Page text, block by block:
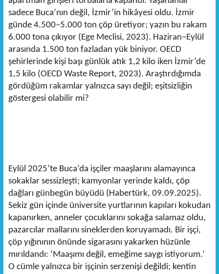
sadece Buca’nın değil, İzmir’in hikâyesi oldu. İzmir
günde 4.500–5.000 ton çöp üretiyor; yazın bu rakam
6.000 tona çıkıyor (Ege Meclisi, 2023). Haziran–Eylül
arasında 1.500 ton fazladan yük biniyor. OECD
şehirlerinde kişi başı günlük atık 1,2 kilo iken İzmir’de
1,5 kilo (OECD Waste Report, 2023). Araştırdığımda
gördüğüm rakamlar yalnızca sayı değil; eşitsizliğin
göstergesi olabilir mi?
Eylül 2025’te Buca’da işçiler maaşlarını alamayınca
sokaklar sessizleşti; kamyonlar yerinde kaldı, çöp
dağları günbegün büyüdü (Habertürk, 09.09.2025).
Sekiz gün içinde üniversite yurtlarının kapıları kokudan
kapanırken, anneler çocuklarını sokağa salamaz oldu,
pazarcılar mallarını sineklerden koruyamadı. Bir işçi,
çöp yığınının önünde sigarasını yakarken hüzünle
mırıldandı: ‘Maaşımı değil, emeğime saygı istiyorum.’
O cümle yalnızca bir işçinin serzenişi değildi; kentin